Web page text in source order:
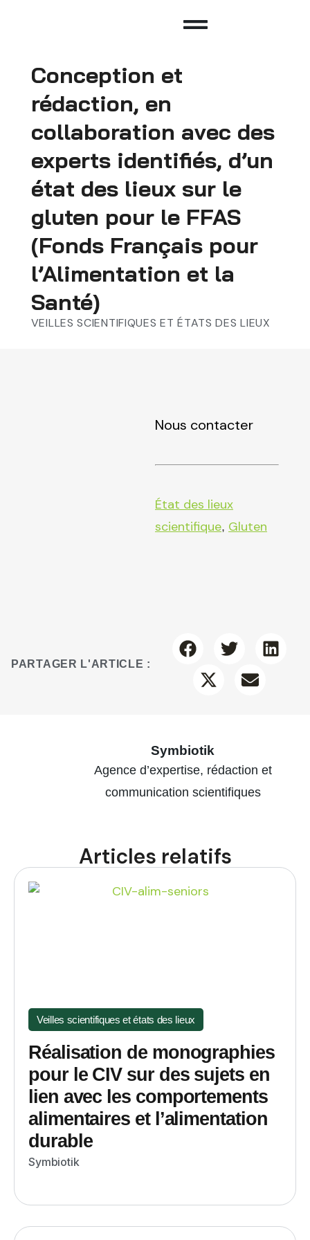
Conception et
rédaction, en
collaboration avec des
experts identifiés, d’un
état des lieux sur le
gluten pour le FFAS
(Fonds Français pour
l’Alimentation et la
Santé)
VEILLES SCIENTIFIQUES ET ÉTATS DES LIEUX
Nous contacter
État des lieux
scientifique, Gluten
PARTAGER L'ARTICLE :
Symbiotik
Agence d’expertise, rédaction et
communication scientifiques
Articles relatifs
Veilles scientifiques et états des lieux
Réalisation de monographies
pour le CIV sur des sujets en
lien avec les comportements
alimentaires et l’alimentation
durable
Symbiotik